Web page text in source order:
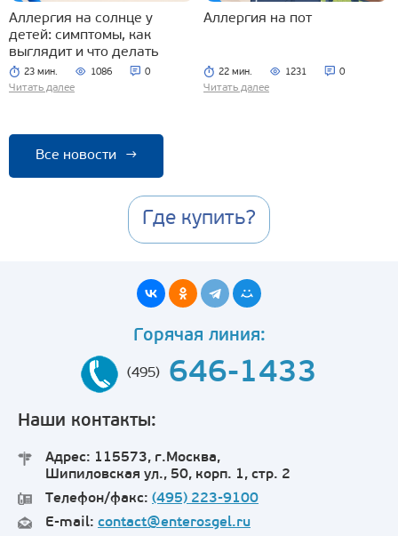
Аллергия на солнце у
детей: симптомы, как
выглядит и что делать
23 мин. 1086 0
Читать далее
Аллергия на пот
22 мин. 1231 0
Читать далее
Все новости →
Где купить?
Горячая линия:
(495) 646-1433
Наши контакты:
Адрес: 115573, г.Москва,
Шипиловская ул., 50, корп. 1, стр. 2
Телефон/факс: (495) 223-9100
E-mail: contact@enterosgel.ru